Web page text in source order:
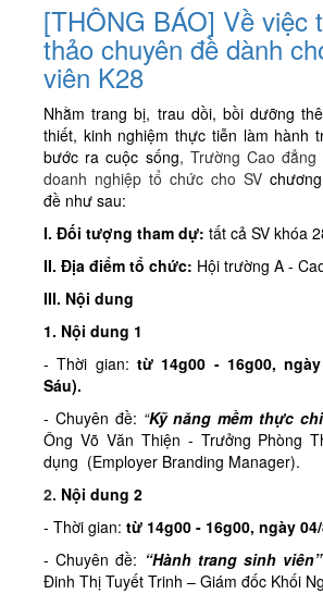
[THÔNG BÁO] Về việc
thảo chuyên đề dành
viên K28
Nhằm trang bị, trau dồi, bồi dưỡng
thiết, kinh nghiệm thực tiễn làm hành
bước ra cuộc sống, Trường Cao
doanh nghiệp tổ chức cho SV
đề như sau:
I. Đối tượng tham dự: tất cả SV khóa
II. Địa điểm tổ chức: Hội trường A -
III. Nội dung
1. Nội dung 1
- Thời gian: từ 14g00 - 16g00,
Sáu).
- Chuyên đề: “Kỹ năng mềm thực
Ông Võ Văn Thiện - Trưởng Phòng
dụng (Employer Branding Manager).
2. Nội dung 2
- Thời gian: từ 14g00 - 16g00, ngày
- Chuyên đề: “Hành trang sinh
Đinh Thị Tuyết Trinh – Giám đốc Khối